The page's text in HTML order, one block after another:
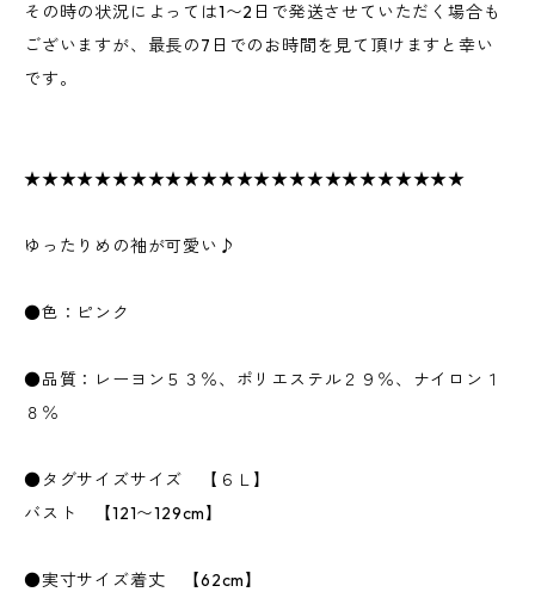
その時の状況によっては1〜2日で発送させていただく場合も
ございますが、最長の7日でのお時間を見て頂けますと幸い
です。
★★★★★★★★★★★★★★★★★★★★★★★★★
ゆったりめの袖が可愛い♪
●色：ピンク
●品質：レーヨン５３％、ポリエステル２９％、ナイロン１
８％
●タグサイズサイズ 【６Ｌ】
バスト 【121〜129cm】
●実寸サイズ着丈 【62cm】